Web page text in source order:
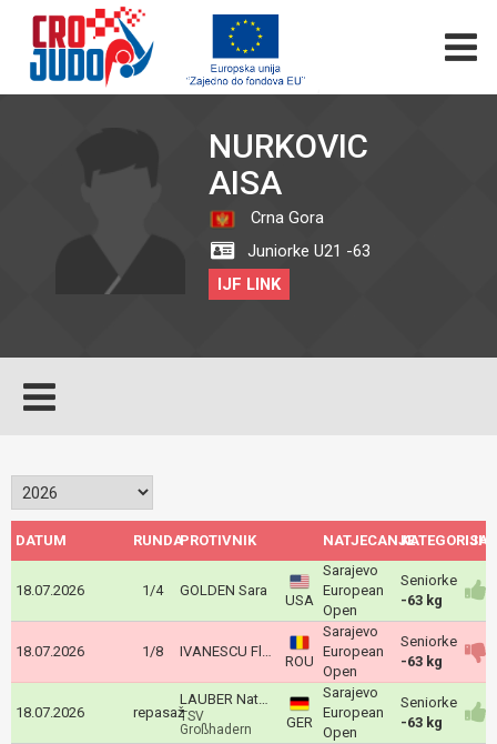
NURKOVIC
AISA
Crna Gora
Juniorke U21 -63
IJF LINK
DATUM RUNDAPROTIVNIK NATJECANJEKATEGORIJA
18.07.2026 1/4 GOLDEN Sara
USA
Sarajevo
European
Open
Seniorke
-63 kg
18.07.2026 1/8 IVANESCU Florentina
ROU
Sarajevo
European
Open
Seniorke
-63 kg
18.07.2026 repasaž
LAUBER Natascha
TSV
Großhadern
GER
Sarajevo
European
Open
Seniorke
-63 kg